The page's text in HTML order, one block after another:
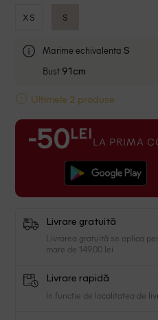
XS S
Marime echivalenta S
Bust 91cm
Ultimele 2 produse
-50 LEI LA PRIMA
Livrare gratuită
Livrarea gratuită se aplica
mare de 149.00 lei
Livrare rapidă
In functie de localitatea de